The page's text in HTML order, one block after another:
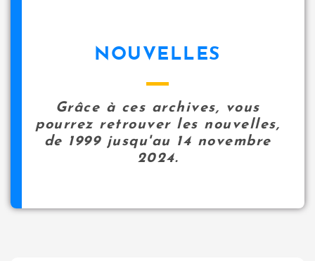
NOUVELLES
Grâce à ces archives, vous
pourrez retrouver les nouvelles,
de 1999 jusqu'au 14 novembre
2024.